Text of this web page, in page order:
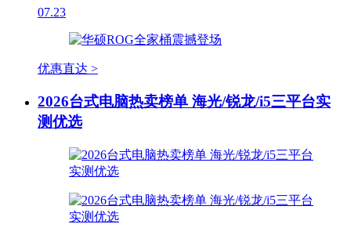
07.23
优惠直达 >
2026台式电脑热卖榜单 海光/锐龙/i5三平台实
测优选